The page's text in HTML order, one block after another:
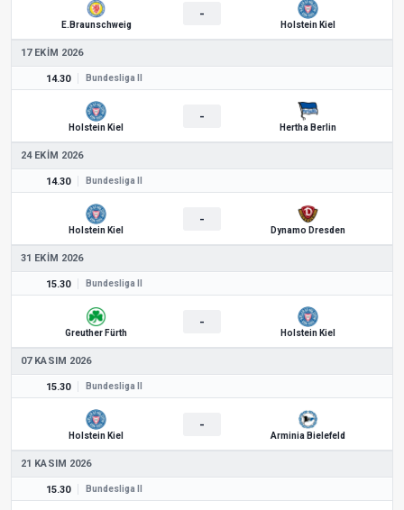
E.Braunschweig
-
Holstein Kiel
17 EKIM 2026
14.30 Bundesliga II
Holstein Kiel
-
Hertha Berlin
24 EKIM 2026
14.30 Bundesliga II
Holstein Kiel
-
Dynamo Dresden
31 EKIM 2026
15.30 Bundesliga II
Greuther Fürth
-
Holstein Kiel
07 KASIM 2026
15.30 Bundesliga II
Holstein Kiel
-
Arminia Bielefeld
21 KASIM 2026
15.30 Bundesliga II